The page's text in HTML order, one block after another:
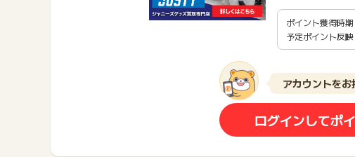
ポイント獲得時期
予定ポイント反映
アカウントをお
ログインしてポ